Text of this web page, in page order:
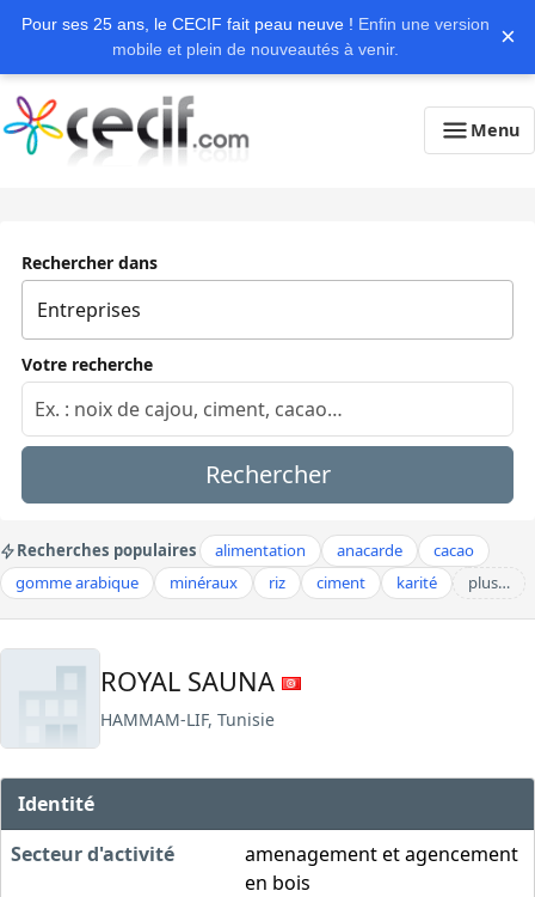
Pour ses 25 ans, le CECIF fait peau neuve ! Enfin une version
mobile et plein de nouveautés à venir.
×
Menu
Rechercher dans
Votre recherche
Rechercher
Recherches populaires alimentation anacarde
cacao
gomme arabique
minéraux riz ciment karité plus…
ROYAL SAUNA
HAMMAM-LIF, Tunisie
Identité
Secteur d'activité
amenagement et agencement
en bois